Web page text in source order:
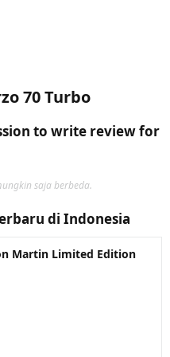
70 Turbo
to write review for
saja berbeda.
di Indonesia
Martin Limited Edition